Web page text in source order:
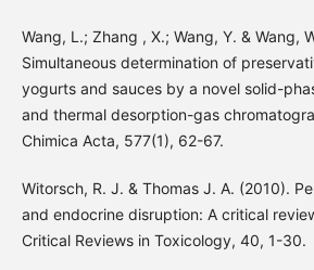
Wang, L.; Zhang , X.; Wang, Y. & Wang,
Simultaneous determination of
yogurts and sauces by a novel solid-
and thermal desorption-gas
Chimica Acta, 577(1), 62-67.
Witorsch, R. J. & Thomas J. A. (2010).
and endocrine disruption: A critical
Critical Reviews in Toxicology, 40, 1-30.